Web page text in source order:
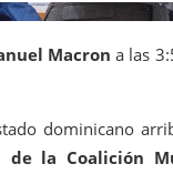
Macron a las
dominicano
la Coalición